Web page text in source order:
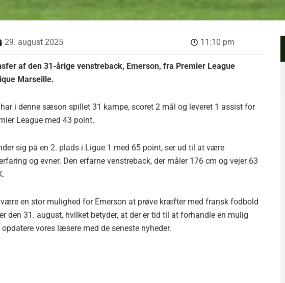
29. august 2025 11:10 pm
af den 31-årige venstreback, Emerson, fra Premier League
Marseille.
i denne sæson spillet 31 kampe, scoret 2 mål og leveret 1 assist for
League med 43 point.
sig på en 2. plads i Ligue 1 med 65 point, ser ud til at være
og evner. Den erfarne venstreback, der måler 176 cm og vejer 63
en stor mulighed for Emerson at prøve kræfter med fransk fodbold
den 31. august, hvilket betyder, at der er tid til at forhandle en mulig
vores læsere med de seneste nyheder.